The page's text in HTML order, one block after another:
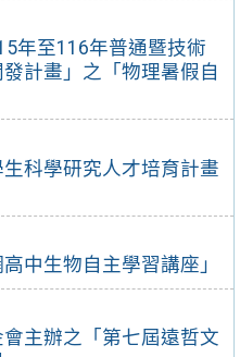
年至116年普通暨技術
計畫」之「物理暑假自
科學研究人才培育計畫
中生物自主學習講座」
主辦之「第七屆遠哲文